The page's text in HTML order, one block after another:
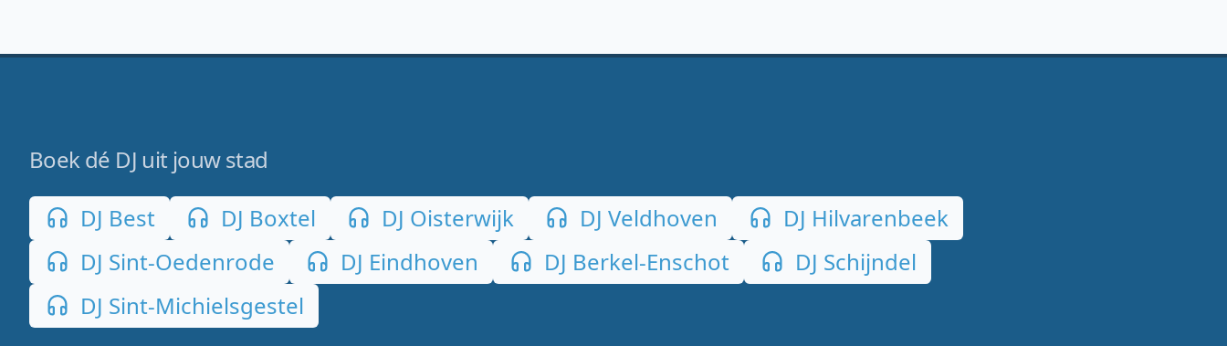
Boek dé DJ uit jouw stad
DJ Best
DJ Boxtel DJ Oisterwijk DJ Veldhoven
DJ Hilvarenbeek
DJ Sint-Oedenrode
DJ Eindhoven DJ Berkel-Enschot
DJ Schijndel
DJ Sint-Michielsgestel